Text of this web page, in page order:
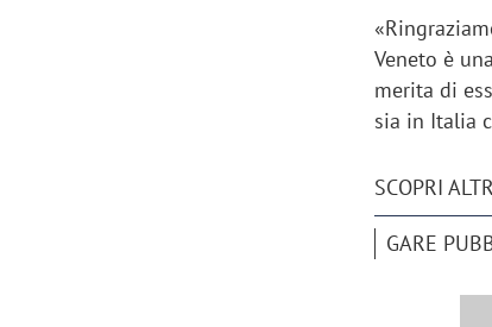
Veneto è
merita di
sia in Italia
SCOPRI
GARE